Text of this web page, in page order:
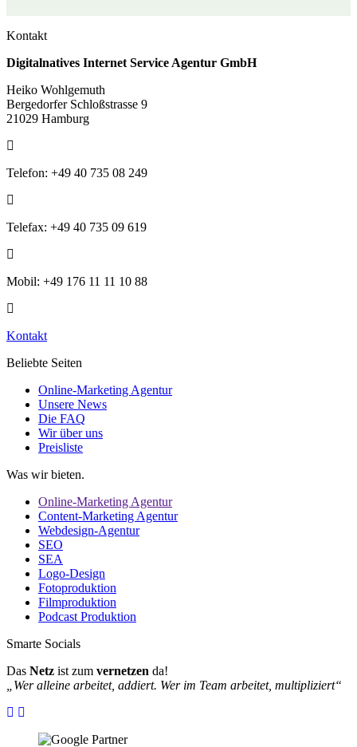
Kontakt
Digitalnatives Internet Service Agentur GmbH
Heiko Wohlgemuth
Bergedorfer Schloßstrasse 9
21029 Hamburg
Telefon: +49 40 735 08 249
Telefax: +49 40 735 09 619
Mobil: +49 176 11 11 10 88
Kontakt
Beliebte Seiten
Online-Marketing Agentur
Unsere News
Die FAQ
Wir über uns
Preisliste
Was wir bieten.
Online-Marketing Agentur
Content-Marketing Agentur
Webdesign-Agentur
SEO
SEA
Logo-Design
Fotoproduktion
Filmproduktion
Podcast Produktion
Smarte Socials
Das Netz ist zum vernetzen da!
„Wer alleine arbeitet, addiert. Wer im Team arbeitet, multipliziert“